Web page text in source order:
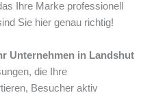
Ihre Marke professionell
Sie hier genau richtig!
Unternehmen in Landshut
die Ihre
Besucher aktiv